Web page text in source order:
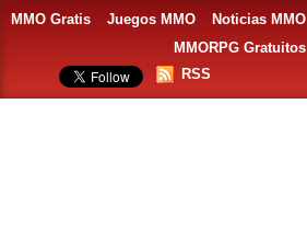
MMO Gratis Juegos MMO Noticias MMO
MMORPG Gratuitos
RSS